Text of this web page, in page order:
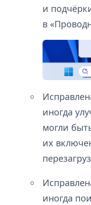
и
в
иногда
могли
их
иногда